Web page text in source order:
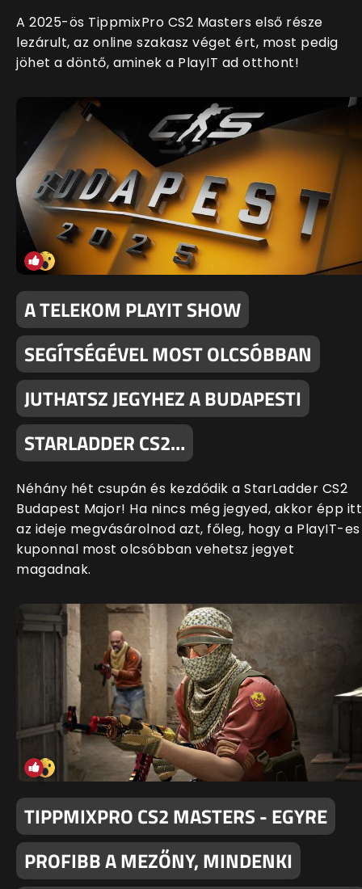
A 2025-ös TippmixPro CS2 Masters első része
lezárult, az online szakasz véget ért, most pedig
jöhet a döntő, aminek a PlayIT ad otthont!
A TELEKOM PLAYIT SHOW
SEGÍTSÉGÉVEL MOST OLCSÓBBAN
JUTHATSZ JEGYHEZ A BUDAPESTI
STARLADDER CS2…
Néhány hét csupán és kezdődik a StarLadder CS2
Budapest Major! Ha nincs még jegyed, akkor épp itt
az ideje megvásárolnod azt, főleg, hogy a PlayIT-es
kuponnal most olcsóbban vehetsz jegyet
magadnak.
TIPPMIXPRO CS2 MASTERS - EGYRE
PROFIBB A MEZŐNY, MINDENKI